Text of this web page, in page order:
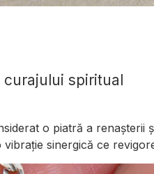
spiritual
o piatră a
sinergică ce